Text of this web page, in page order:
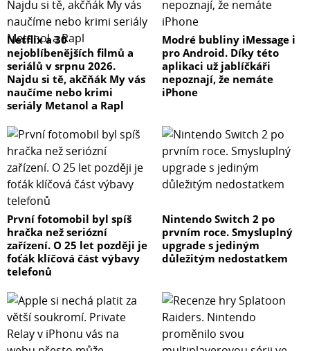
Netflix a 30
nejoblíbenějších filmů a
seriálů v srpnu 2026.
Najdu si tě, akčňák My vás
naučíme nebo krimi
seriály Metanol a Rapl
Modré bubliny iMessage i
pro Android. Díky této
aplikaci už jablíčkáři
nepoznají, že nemáte
iPhone
První fotomobil byl spíš
hračka než seriózní
zařízení. O 25 let později je
foťák klíčová část výbavy
telefonů
Nintendo Switch 2 po
prvním roce. Smysluplný
upgrade s jediným
důležitým nedostatkem